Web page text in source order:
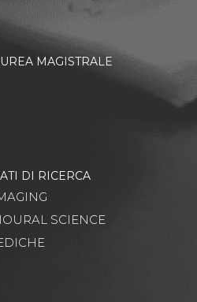
MAGISTRALE
DI RICERCA
SCIENCE